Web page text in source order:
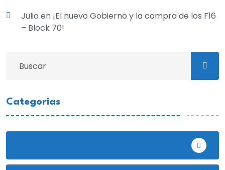
Julio en ¡El nuevo Gobierno y la compra de los F16
– Block 70!
Categorias